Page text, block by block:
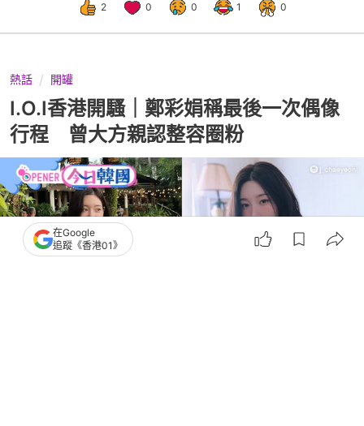
2 0 0 1 0
熱話 開罐
I.O.I香港開騷｜鄭彩娟稱最後一次偶像
行程 曾大方親認整容圈粉
在Google
追蹤《香港01》